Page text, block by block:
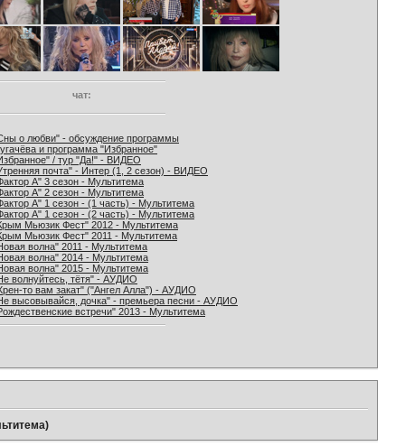
чат:
о любви" - обсуждение программы
и программа "Избранное"
/ тур "Да!" - ВИДЕО
почта" - Интер (1, 2 сезон) - ВИДЕО
А" 3 сезон - Мультитема
А" 2 сезон - Мультитема
А" 1 сезон - (1 часть) - Мультитема
А" 1 сезон - (2 часть) - Мультитема
Мьюзик Фест" 2012 - Мультитема
Мьюзик Фест" 2011 - Мультитема
волна" 2011 - Мультитема
волна" 2014 - Мультитема
волна" 2015 - Мультитема
волнуйтесь, тётя" - АУДИО
то вам закат" ("Ангел Алла") - АУДИО
высовывайся, дочка" - премьера песни - АУДИО
встречи" 2013 - Мультитема